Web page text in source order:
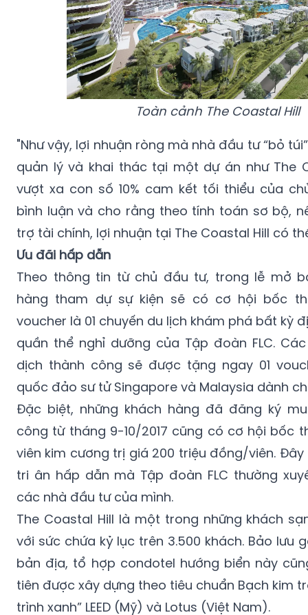
Toàn cảnh The Coastal Hill
"Như vậy, lợi nhuận ròng mà nhà đầu tư “bỏ
quản lý và khai thác tại một dự án như The
vượt xa con số 10% cam kết tối thiểu của
bình luận và cho rằng theo tính toán sơ bộ,
trợ tài chính, lợi nhuận tại The Coastal Hill có
Ưu đãi hấp dẫn
Theo thông tin từ chủ đầu tư, trong lễ mở
hàng tham dự sự kiện sẽ có cơ hội bốc
voucher là 01 chuyến du lịch khám phá bất kỳ
quần thể nghỉ dưỡng của Tập đoàn FLC.
dịch thành công sẽ được tặng ngay 01
quốc đảo sư tử Singapore và Malaysia dành
Đặc biệt, những khách hàng đã đăng ký
công từ tháng 9-10/2017 cũng có cơ hội bốc
viên kim cương trị giá 200 triệu đồng/viên.
tri ân hấp dẫn mà Tập đoàn FLC thường
các nhà đầu tư của mình.
The Coastal Hill là một trong những khách
với sức chứa kỷ lục trên 3.500 khách. Bảo lưu
bản địa, tổ hợp condotel hướng biển này
tiên được xây dựng theo tiêu chuẩn Bạch kim
trình xanh” LEED (Mỹ) và Lotus (Việt Nam).